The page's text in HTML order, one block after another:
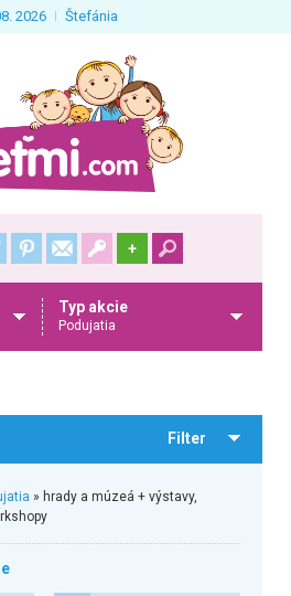
2026 Štefánia
+
Typ akcie
Podujatia
Filter
» hrady a múzeá + výstavy,